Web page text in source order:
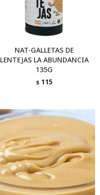
NAT-GALLETAS DE
LENTEJAS LA ABUNDANCIA
135G
$ 115